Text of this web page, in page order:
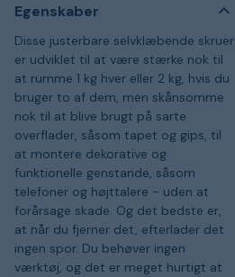
Egenskaber
Disse justerbare selvklæbende skruer
er udviklet til at være stærke nok til
at rumme 1 kg hver eller 2 kg, hvis du
bruger to af dem, men skånsomme
nok til at blive brugt på sarte
overflader, såsom tapet og gips, til
at montere dekorative og
funktionelle genstande, såsom
telefoner og højttalere - uden at
forårsage skade. Og det bedste er,
at når du fjerner det, efterlader det
ingen spor. Du behøver ingen
værktøj, og det er meget hurtigt at